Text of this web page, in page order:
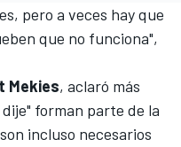
pero a veces hay que
que no funciona",
Mekies, aclaró más
forman parte de la
incluso necesarios